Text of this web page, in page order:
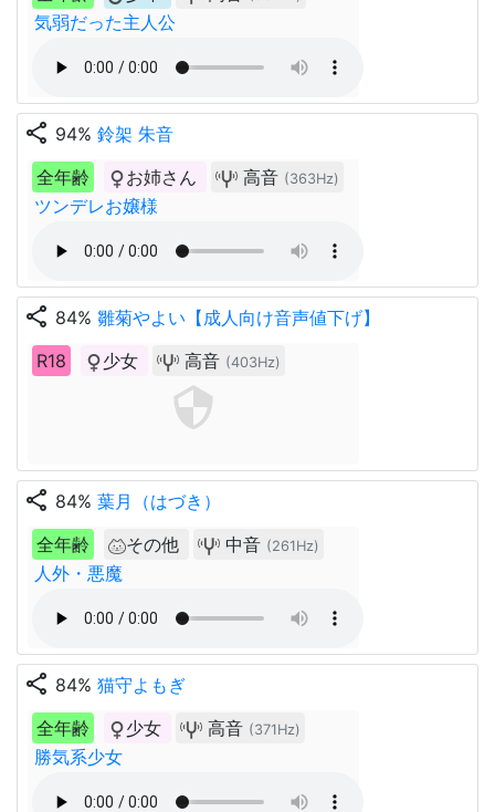
気弱だった主人公
share 94% 鈴架 朱音
全年齢
お姉さん 高音 (363Hz)
ツンデレお嬢様
share 84% 雛菊やよい【成人向け音声値下げ】
R18
少女 高音 (403Hz)
share 84% 葉月（はづき）
全年齢
その他 中音 (261Hz)
人外・悪魔
share 84% 猫守よもぎ
全年齢
少女 高音 (371Hz)
勝気系少女